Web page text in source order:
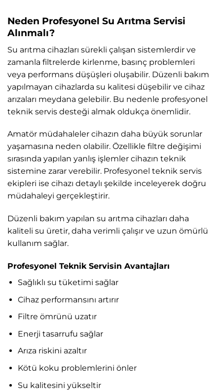
Neden Profesyonel Su Arıtma Servisi
Alınmalı?
Su arıtma cihazları sürekli çalışan sistemlerdir ve
zamanla filtrelerde kirlenme, basınç problemleri
veya performans düşüşleri oluşabilir. Düzenli bakım
yapılmayan cihazlarda su kalitesi düşebilir ve cihaz
arızaları meydana gelebilir. Bu nedenle profesyonel
teknik servis desteği almak oldukça önemlidir.
Amatör müdahaleler cihazın daha büyük sorunlar
yaşamasına neden olabilir. Özellikle filtre değişimi
sırasında yapılan yanlış işlemler cihazın teknik
sistemine zarar verebilir. Profesyonel teknik servis
ekipleri ise cihazı detaylı şekilde inceleyerek doğru
müdahaleyi gerçekleştirir.
Düzenli bakım yapılan su arıtma cihazları daha
kaliteli su üretir, daha verimli çalışır ve uzun ömürlü
kullanım sağlar.
Profesyonel Teknik Servisin Avantajları
Sağlıklı su tüketimi sağlar
Cihaz performansını artırır
Filtre ömrünü uzatır
Enerji tasarrufu sağlar
Arıza riskini azaltır
Kötü koku problemlerini önler
Su kalitesini yükseltir